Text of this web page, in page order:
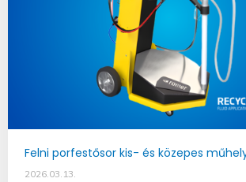
Felni porfestősor kis- és közepes
2026.03.13.